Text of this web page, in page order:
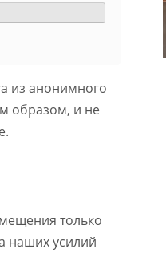
из анонимного
образом, и не
только
наших усилий